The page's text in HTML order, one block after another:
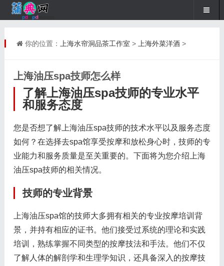
你的位置： 上海水帘洞品茶工作室 > 上海外菜洋酒>
上海油压spa技师怎么样
了解上海油压spa技师的专业水平
和服务态度
您是否想了解上海油压spa技师的技术水平以及服务态度
如何？在选择去spa馆享受按摩和放松身心时，技师的专
业能力和服务质量是至关重要的。下面将为您介绍上海
油压spa技师的相关情况。
技师的专业背景
上海油压spa馆的技师大多拥有相关的专业按摩培训背
景，并持有相应的证书。他们接受过系统的理论和实践
培训，熟练掌握不同类型的按摩技法和手法。他们不仅
了解人体的解剖学和生理学知识，还具备深入的按摩技